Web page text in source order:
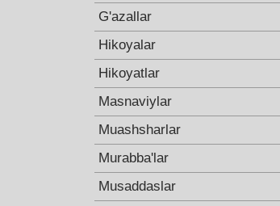
G'azallar
Hikoyalar
Hikoyatlar
Masnaviylar
Muashsharlar
Murabba'lar
Musaddaslar